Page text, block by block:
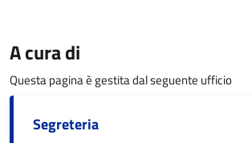
A cura di
Questa pagina è gestita dal seguente ufficio
Segreteria